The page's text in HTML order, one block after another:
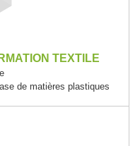
TEXTILE
de matières plastiques